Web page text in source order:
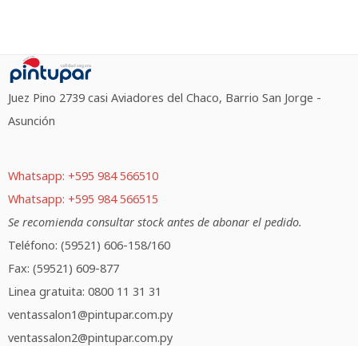
Juez Pino 2739 casi Aviadores del Chaco, Barrio San Jorge -
Asunción
Whatsapp: +595 984 566510
Whatsapp: +595 984 566515
Se recomienda consultar stock antes de abonar el pedido.
Teléfono: (59521) 606-158/160
Fax: (59521) 609-877
Linea gratuita: 0800 11 31 31
ventassalon1@pintupar.com.py
ventassalon2@pintupar.com.py